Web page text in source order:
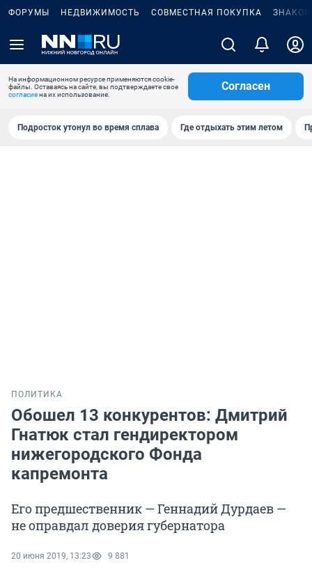
ФОРУМЫ НЕДВИЖИМОСТЬ СОВМЕСТНАЯ ПОКУПКА
На информационном ресурсе применяются cookie-
файлы. Оставаясь на сайте, вы подтверждаете свое
согласиена их использование.
Согласен
Подросток утонул во время сплава Где отдыхать этим летом
ПОЛИТИКА
Обошел 13 конкурентов: Дмитрий
Гнатюк стал гендиректором
нижегородского Фонда
капремонта
Его предшественник — Геннадий Дурдаев —
не оправдал доверия губернатора
20 июня 2019, 13:23 9 881